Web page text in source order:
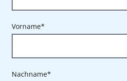
Vorname*
Nachname*